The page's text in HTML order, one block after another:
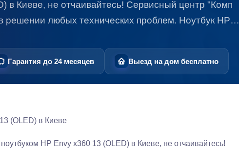
в Киеве, не отчаивайтесь!​ Сервисный центр "Комп
решении любых технических проблем.​ Ноутбук HP…
Гарантия до 24 месяцев Выезд на дом бесплатно
(OLED) в Киеве
HP Envy x360 13 (OLED) в Киеве, не отчаивайтесь!​